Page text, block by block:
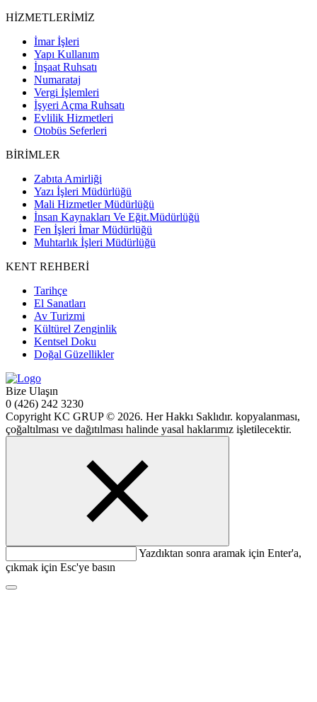
HİZMETLERİMİZ
İmar İşleri
Yapı Kullanım
İnşaat Ruhsatı
Numarataj
Vergi İşlemleri
İşyeri Açma Ruhsatı
Evlilik Hizmetleri
Otobüs Seferleri
BİRİMLER
Zabıta Amirliği
Yazı İşleri Müdürlüğü
Mali Hizmetler Müdürlüğü
İnsan Kaynakları Ve Eğit.Müdürlüğü
Fen İşleri İmar Müdürlüğü
Muhtarlık İşleri Müdürlüğü
KENT REHBERİ
Tarihçe
El Sanatları
Av Turizmi
Kültürel Zenginlik
Kentsel Doku
Doğal Güzellikler
Bize Ulaşın
0 (426) 242 3230
Copyright KC GRUP © 2026. Her Hakkı Saklıdır. kopyalanması,
çoğaltılması ve dağıtılması halinde yasal haklarımız işletilecektir.
Yazdıktan sonra aramak için Enter'a,
çıkmak için Esc'ye basın